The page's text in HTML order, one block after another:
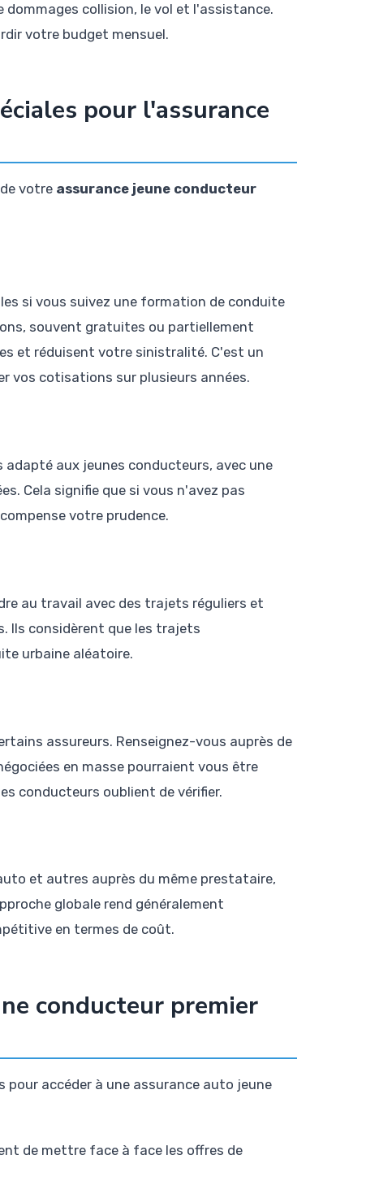
collision, le vol et l'assistance.
votre budget mensuel.
pour l'assurance
votre assurance jeune conducteur
si vous suivez une formation de conduite
souvent gratuites ou partiellement
et réduisent votre sinistralité. C'est un
vos cotisations sur plusieurs années.
aux jeunes conducteurs, avec une
Cela signifie que si vous n'avez pas
votre prudence.
au travail avec des trajets réguliers et
Ils considèrent que les trajets
urbaine aléatoire.
assureurs. Renseignez-vous auprès de
en masse pourraient vous être
conducteurs oublient de vérifier.
et autres auprès du même prestataire,
globale rend généralement
en termes de coût.
conducteur premier
accéder à une assurance auto jeune
de mettre face à face les offres de